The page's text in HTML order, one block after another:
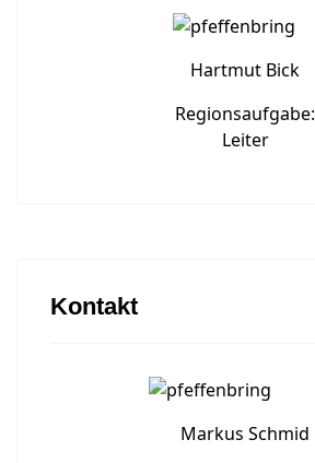
Hartmut Bick
Regionsaufgabe:
Leiter
Kontakt
Markus Schmid